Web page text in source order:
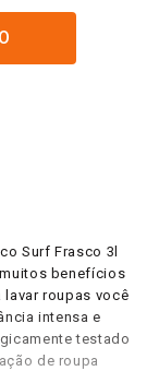
Surf Frasco 3l
benefícios
roupas você
intensa e
testado
de roupa